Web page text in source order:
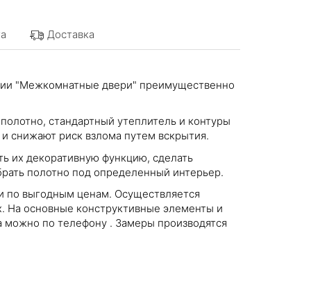
Доставка
"Межкомнатные двери" преимущественно
стандартный утеплитель и контуры
снижают риск взлома путем вскрытия.
их декоративную функцию, сделать
полотно под определенный интерьер.
по выгодным ценам. Осуществляется
На основные конструктивные элементы и
можно по телефону . Замеры производятся